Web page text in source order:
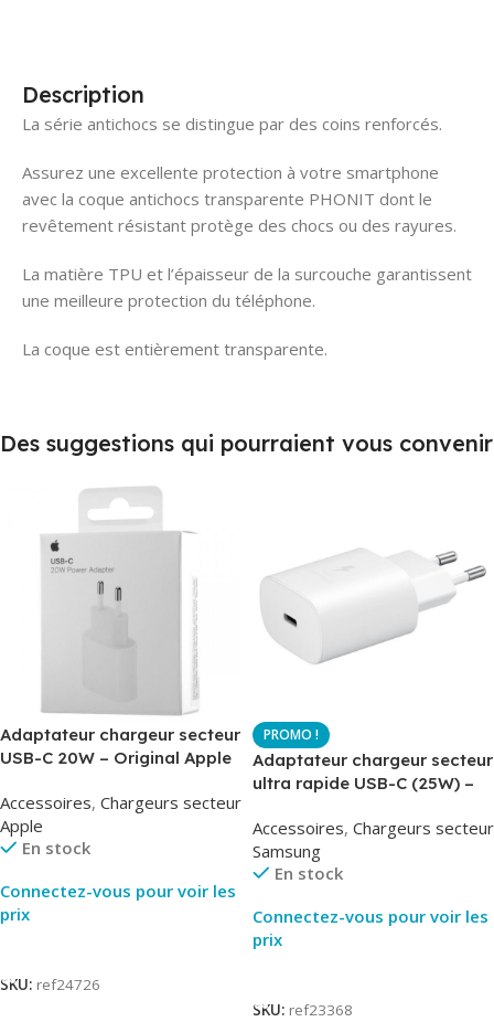
Description
La série antichocs se distingue par des coins renforcés.
Assurez une excellente protection à votre smartphone
avec la coque antichocs transparente PHONIT dont le
revêtement résistant protège des chocs ou des rayures.
La matière TPU et l’épaisseur de la surcouche garantissent
une meilleure protection du téléphone.
La coque est entièrement transparente.
Des suggestions qui pourraient vous convenir
Adaptateur chargeur secteur
USB-C 20W – Original Apple
Original
Accessoires, Chargeurs secteur
Apple
En stock
Connectez-vous pour voir les
prix
SKU: ref24726
Adaptateur chargeur secteur
ultra rapide USB-C (25W) –
EP-TA800
Accessoires, Chargeurs secteur
Samsung
En stock
Connectez-vous pour voir les
prix
SKU: ref23368